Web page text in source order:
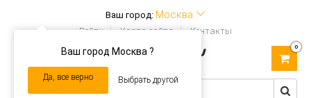
Ваш город: Москва
Ваш город Москва ?
Да, все верно Выбрать другой
Войти Карта сайта Контакты
navigation
0